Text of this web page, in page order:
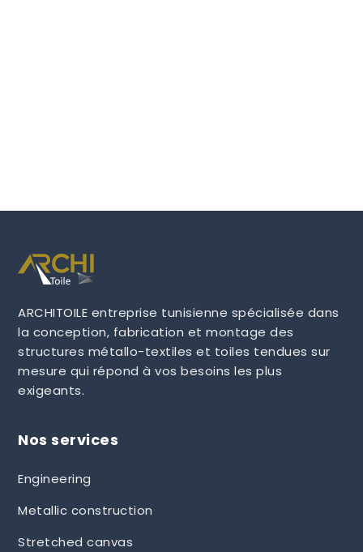
ARCHITOILE entreprise tunisienne spécialisée dans
la conception, fabrication et montage des
structures métallo-textiles et toiles tendues sur
mesure qui répond à vos besoins les plus
exigeants.
Nos services
Engineering
Metallic construction
Stretched canvas